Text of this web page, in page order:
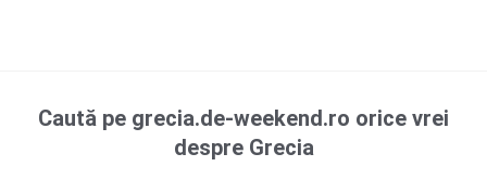
Caută pe grecia.de-weekend.ro orice vrei
despre Grecia